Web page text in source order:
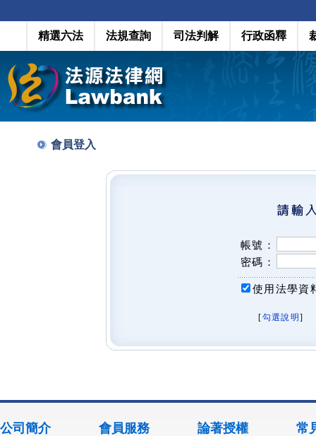
精選六法 法規查詢 司法判解 行政函釋
會員登入
帳號：
密碼：
使用法學資
[勾選說明 ]
公司簡介 會員服務 論著授權 常